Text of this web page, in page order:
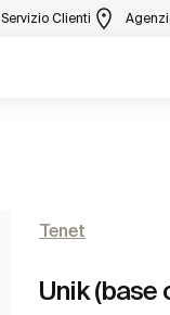
Servizio Clienti
Tenet
Unik (base